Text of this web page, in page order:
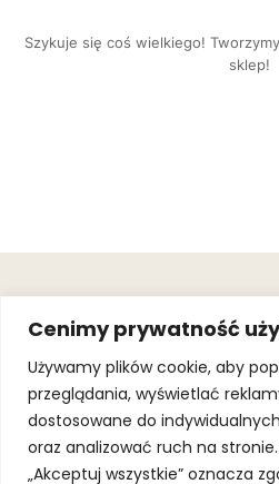
Cenimy prywatność
Używamy plików cookie, aby
przeglądania, wyświetlać
dostosowane do
oraz analizować ruch na
„Akceptuj wszystkie” oznacza
Szykuje się coś wielkiego!
sklep!
+48 510 070
090
SOLEC 81B LOK.
A66,
WARSZAWA
OBSŁUGA
KLIENTA
Gwarancja
.
.